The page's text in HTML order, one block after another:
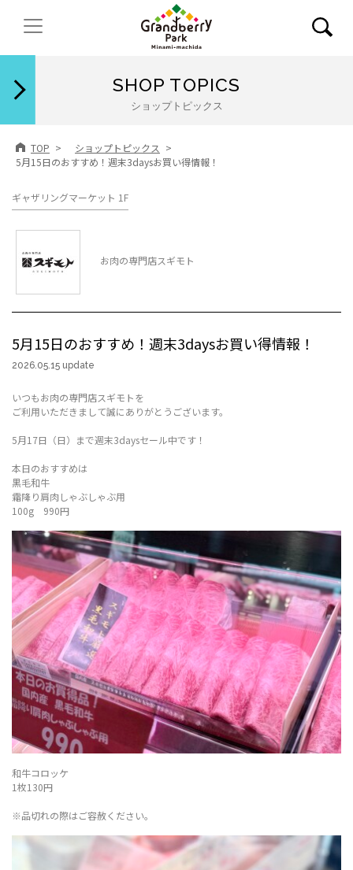
SHOP TOPICS
ショップトピックス
TOP
ショップトピックス
5月15日のおすすめ！週末3daysお買い得情報！
ギャザリングマーケット 1F
お肉の専門店スギモト
5月15日のおすすめ！週末3daysお買い得情報！
2026.05.15 update
いつもお肉の専門店スギモトを
ご利用いただきまして誠にありがとうございます。
5月17日（日）まで週末3daysセール中です！
本日のおすすめは
黒毛和牛
霜降り肩肉しゃぶしゃぶ用
100g 990円
和牛コロッケ
1枚130円
※品切れの際はご容赦ください。
閉じる